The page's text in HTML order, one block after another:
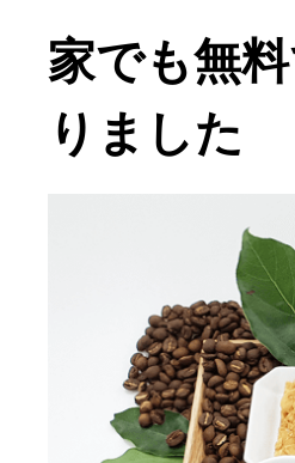
家でも無
りました